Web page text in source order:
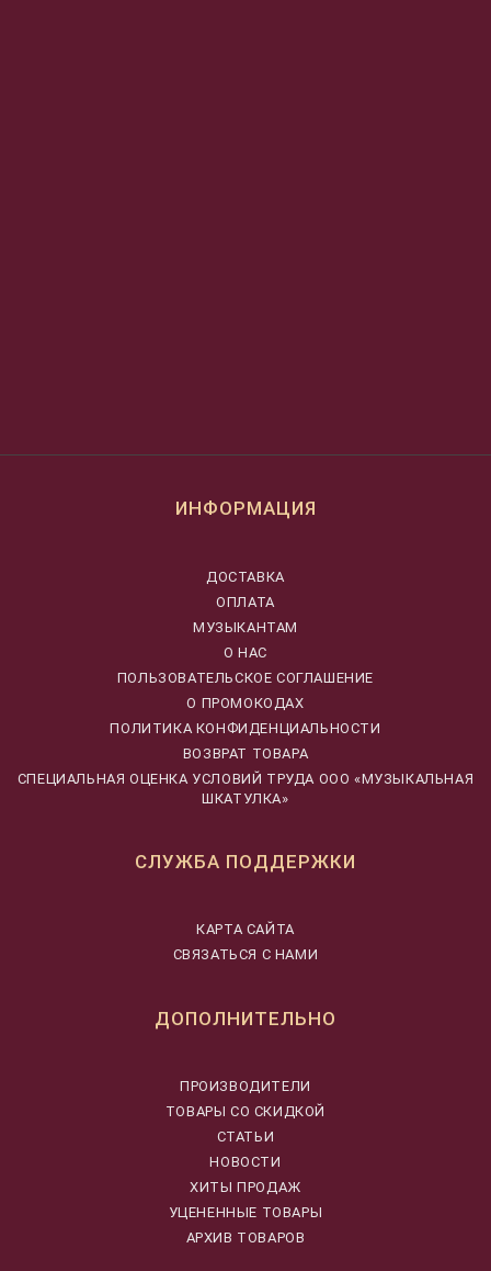
ИНФОРМАЦИЯ
ДОСТАВКА
ОПЛАТА
МУЗЫКАНТАМ
О НАС
ПОЛЬЗОВАТЕЛЬСКОЕ СОГЛАШЕНИЕ
О ПРОМОКОДАХ
ПОЛИТИКА КОНФИДЕНЦИАЛЬНОСТИ
ВОЗВРАТ ТОВАРА
CПЕЦИАЛЬНАЯ ОЦЕНКА УСЛОВИЙ ТРУДА ООО «МУЗЫКАЛЬНАЯ
ШКАТУЛКА»
СЛУЖБА ПОДДЕРЖКИ
КАРТА САЙТА
СВЯЗАТЬСЯ С НАМИ
ДОПОЛНИТЕЛЬНО
ПРОИЗВОДИТЕЛИ
ТОВАРЫ СО СКИДКОЙ
СТАТЬИ
НОВОСТИ
ХИТЫ ПРОДАЖ
УЦЕНЕННЫЕ ТОВАРЫ
АРХИВ ТОВАРОВ